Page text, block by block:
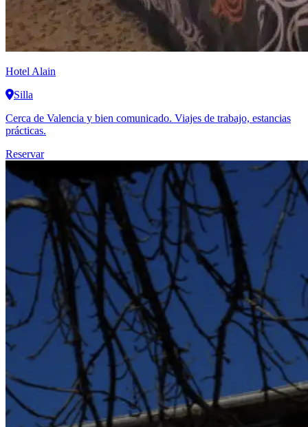
Hotel Alain
Silla
Cerca de Valencia y bien comunicado. Viajes de trabajo, estancias
prácticas.
Reservar